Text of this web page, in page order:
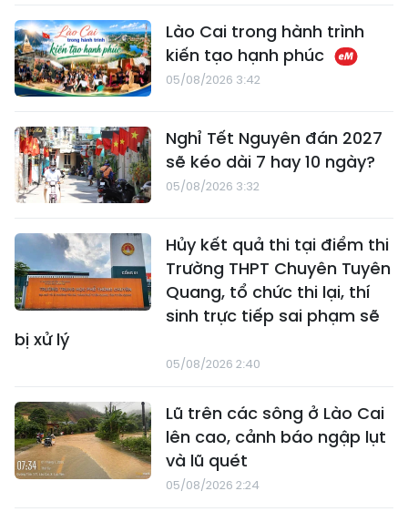
Lào Cai trong hành trình
kiến tạo hạnh phúc
05/08/2026 3:42
Nghỉ Tết Nguyên đán 2027
sẽ kéo dài 7 hay 10 ngày?
05/08/2026 3:32
Hủy kết quả thi tại điểm thi
Trường THPT Chuyên Tuyên
Quang, tổ chức thi lại, thí
sinh trực tiếp sai phạm sẽ
bị xử lý
05/08/2026 2:40
Lũ trên các sông ở Lào Cai
lên cao, cảnh báo ngập lụt
và lũ quét
05/08/2026 2:24